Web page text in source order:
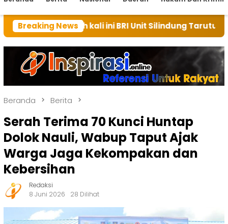
Breaking News
kali ini BRI Unit Silindung Tarutung Ingatkan
Beranda Berita
Serah Terima 70 Kunci Huntap
Dolok Nauli, Wabup Taput Ajak
Warga Jaga Kekompakan dan
Kebersihan
Redaksi
8 Juni 2026
28 Dilihat